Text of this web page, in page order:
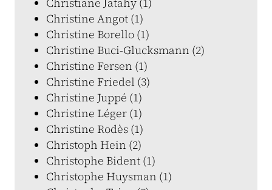
Christine Angot (1)
Christine Borello (1)
Christine Buci-Glucksmann (2)
Christine Fersen (1)
Christine Friedel (3)
Christine Juppé (1)
Christine Léger (1)
Christine Rodès (1)
Christoph Hein (2)
Christophe Bident (1)
Christophe Huysman (1)